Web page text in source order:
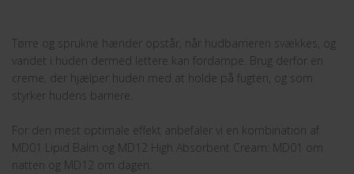
Tørre og sprukne hænder opstår, når hudbarrieren svækkes, og
vandet i huden dermed lettere kan fordampe. Brug derfor en
creme, der hjælper huden med at holde på fugten, og som
styrker hudens barriere.
For den mest optimale effekt anbefaler vi en kombination af
MD01 Lipid Balm og MD12 High Absorbent Cream: MD01 om
natten og MD12 om dagen.